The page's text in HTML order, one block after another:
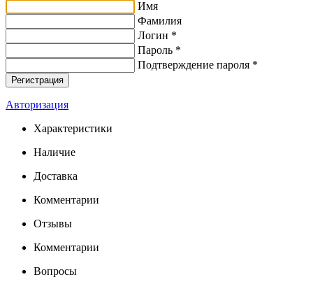
Имя
Фамилия
Логин *
Пароль *
Подтверждение пароля *
Авторизация
Характеристики
Наличие
Доставка
Комментарии
Отзывы
Комментарии
Вопросы